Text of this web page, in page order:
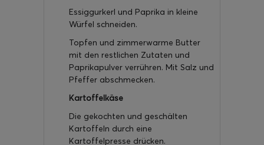
Essiggurkerl und Paprika in kleine
Würfel schneiden.
Topfen und zimmerwarme Butter
mit den restlichen Zutaten und
Paprikapulver verrühren. Mit Salz und
Pfeffer abschmecken.
Kartoffelkäse
Die gekochten und geschälten
Kartoffeln durch eine
Kartoffelpresse drücken.